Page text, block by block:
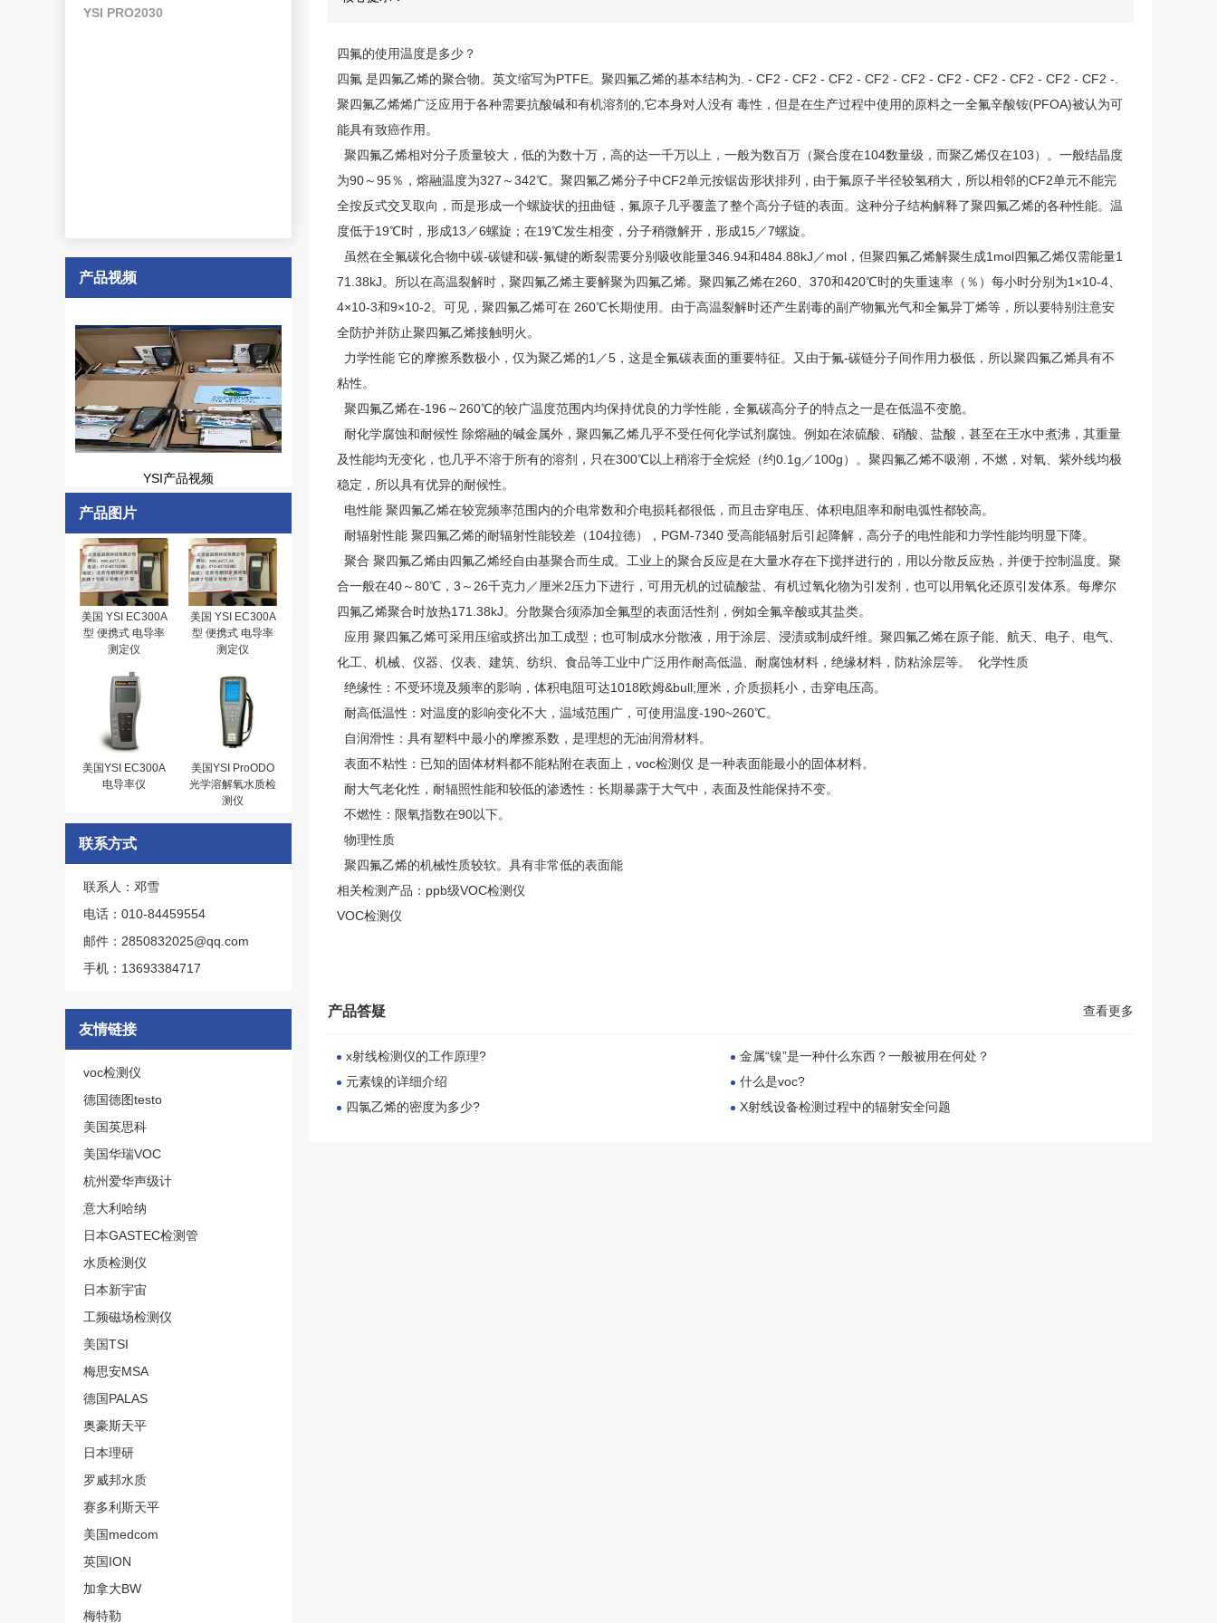
YSI PRO2030
产品视频
YSI产品视频
产品图片
美国 YSI EC300A
型 便携式 电导率
测定仪
美国 YSI EC300A
型 便携式 电导率
测定仪
美国YSI EC300A
电导率仪
美国YSI ProODO
光学溶解氧水质检
测仪
联系方式
联系人：邓雪
电话：010-84459554
邮件：2850832025@qq.com
手机：13693384717
友情链接
voc检测仪
德国德图testo
美国英思科
美国华瑞VOC
杭州爱华声级计
意大利哈纳
日本GASTEC检测管
水质检测仪
日本新宇宙
工频磁场检测仪
美国TSI
梅思安MSA
德国PALAS
奥豪斯天平
日本理研
罗威邦水质
赛多利斯天平
美国medcom
英国ION
加拿大BW
梅特勒
四氟的使用温度是多少？
四氟 是四氟乙烯的聚合物。英文缩写为PTFE。聚四氟乙烯的基本结构为. - CF2 - CF2 - CF2 - CF2 - CF2 - CF2 - CF2 - CF2 - CF2 - CF2 -.
聚四氟乙烯烯广泛应用于各种需要抗酸碱和有机溶剂的,它本身对人没有 毒性，但是在生产过程中使用的原料之一全氟辛酸铵(PFOA)被认为可
能具有致癌作用。
聚四氟乙烯相对分子质量较大，低的为数十万，高的达一千万以上，一般为数百万（聚合度在104数量级，而聚乙烯仅在103）。一般结晶度
为90～95％，熔融温度为327～342℃。聚四氟乙烯分子中CF2单元按锯齿形状排列，由于氟原子半径较氢稍大，所以相邻的CF2单元不能完
全按反式交叉取向，而是形成一个螺旋状的扭曲链，氟原子几乎覆盖了整个高分子链的表面。这种分子结构解释了聚四氟乙烯的各种性能。温
度低于19℃时，形成13／6螺旋；在19℃发生相变，分子稍微解开，形成15／7螺旋。
虽然在全氟碳化合物中碳-碳键和碳-氟键的断裂需要分别吸收能量346.94和484.88kJ／mol，但聚四氟乙烯解聚生成1mol四氟乙烯仅需能量1
71.38kJ。所以在高温裂解时，聚四氟乙烯主要解聚为四氟乙烯。聚四氟乙烯在260、370和420℃时的失重速率（％）每小时分别为1×10-4、
4×10-3和9×10-2。可见，聚四氟乙烯可在 260℃长期使用。由于高温裂解时还产生剧毒的副产物氟光气和全氟异丁烯等，所以要特别注意安
全防护并防止聚四氟乙烯接触明火。
力学性能 它的摩擦系数极小，仅为聚乙烯的1／5，这是全氟碳表面的重要特征。又由于氟-碳链分子间作用力极低，所以聚四氟乙烯具有不
粘性。
聚四氟乙烯在-196～260℃的较广温度范围内均保持优良的力学性能，全氟碳高分子的特点之一是在低温不变脆。
耐化学腐蚀和耐候性 除熔融的碱金属外，聚四氟乙烯几乎不受任何化学试剂腐蚀。例如在浓硫酸、硝酸、盐酸，甚至在王水中煮沸，其重量
及性能均无变化，也几乎不溶于所有的溶剂，只在300℃以上稍溶于全烷烃（约0.1g／100g）。聚四氟乙烯不吸潮，不燃，对氧、紫外线均极
稳定，所以具有优异的耐候性。
电性能 聚四氟乙烯在较宽频率范围内的介电常数和介电损耗都很低，而且击穿电压、体积电阻率和耐电弧性都较高。
耐辐射性能 聚四氟乙烯的耐辐射性能较差（104拉德），PGM-7340 受高能辐射后引起降解，高分子的电性能和力学性能均明显下降。
聚合 聚四氟乙烯由四氟乙烯经自由基聚合而生成。工业上的聚合反应是在大量水存在下搅拌进行的，用以分散反应热，并便于控制温度。聚
合一般在40～80℃，3～26千克力／厘米2压力下进行，可用无机的过硫酸盐、有机过氧化物为引发剂，也可以用氧化还原引发体系。每摩尔
四氟乙烯聚合时放热171.38kJ。分散聚合须添加全氟型的表面活性剂，例如全氟辛酸或其盐类。
应用 聚四氟乙烯可采用压缩或挤出加工成型；也可制成水分散液，用于涂层、浸渍或制成纤维。聚四氟乙烯在原子能、航天、电子、电气、
化工、机械、仪器、仪表、建筑、纺织、食品等工业中广泛用作耐高低温、耐腐蚀材料，绝缘材料，防粘涂层等。 化学性质
绝缘性：不受环境及频率的影响，体积电阻可达1018欧姆&bull;厘米，介质损耗小，击穿电压高。
耐高低温性：对温度的影响变化不大，温域范围广，可使用温度-190~260℃。
自润滑性：具有塑料中最小的摩擦系数，是理想的无油润滑材料。
表面不粘性：已知的固体材料都不能粘附在表面上，voc检测仪 是一种表面能最小的固体材料。
耐大气老化性，耐辐照性能和较低的渗透性：长期暴露于大气中，表面及性能保持不变。
不燃性：限氧指数在90以下。
物理性质
聚四氟乙烯的机械性质较软。具有非常低的表面能
相关检测产品：ppb级VOC检测仪
VOC检测仪
产品答疑 查看更多
x射线检测仪的工作原理?
元素镍的详细介绍
四氯乙烯的密度为多少?
金属“镍”是一种什么东西？一般被用在何处？
什么是voc?
X射线设备检测过程中的辐射安全问题